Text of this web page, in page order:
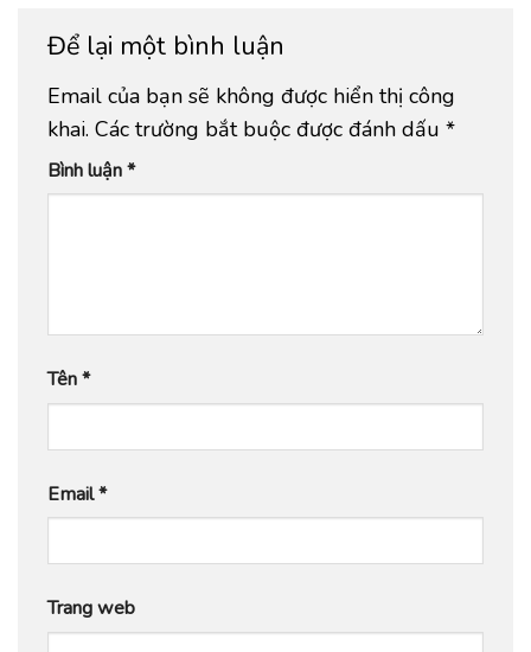
Để lại một bình luận
Email của bạn sẽ không được hiển thị công
khai. Các trường bắt buộc được đánh dấu *
Bình luận*
Tên*
Email*
Trang web